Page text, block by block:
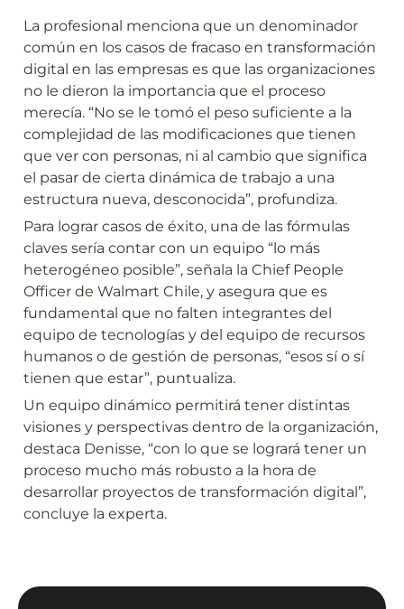
La profesional menciona que un denominador
común en los casos de fracaso en transformación
digital en las empresas es que las organizaciones
no le dieron la importancia que el proceso
merecía. “No se le tomó el peso suficiente a la
complejidad de las modificaciones que tienen
que ver con personas, ni al cambio que significa
el pasar de cierta dinámica de trabajo a una
estructura nueva, desconocida”, profundiza.
Para lograr casos de éxito, una de las fórmulas
claves sería contar con un equipo “lo más
heterogéneo posible”, señala la Chief People
Officer de Walmart Chile, y asegura que es
fundamental que no falten integrantes del
equipo de tecnologías y del equipo de recursos
humanos o de gestión de personas, “esos sí o sí
tienen que estar”, puntualiza.
Un equipo dinámico permitirá tener distintas
visiones y perspectivas dentro de la organización,
destaca Denisse, “con lo que se logrará tener un
proceso mucho más robusto a la hora de
desarrollar proyectos de transformación digital”,
concluye la experta.